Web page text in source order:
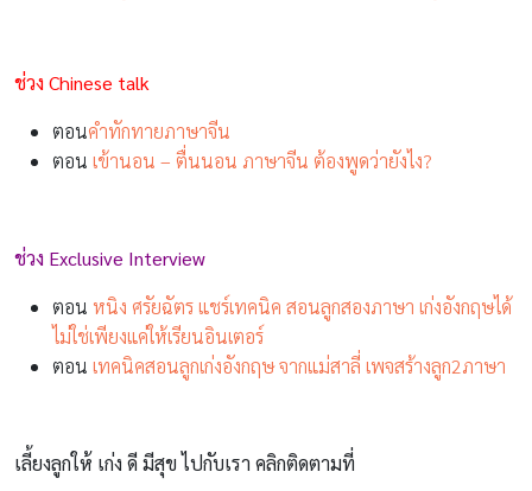
ช่วง Chinese talk
ตอนคำทักทายภาษาจีน
ตอน เข้านอน – ตื่นนอน ภาษาจีน ต้องพูดว่ายังไง?
ช่วง Exclusive Interview
ตอน หนิง ศรัยฉัตร แชร์เทคนิค สอนลูกสองภาษา เก่งอังกฤษได้
ไม่ใช่เพียงแค่ให้เรียนอินเตอร์
ตอน เทคนิคสอนลูกเก่งอังกฤษ จากแม่สาลี่ เพจสร้างลูก2ภาษา
เลี้ยงลูกให้ เก่ง ดี มีสุข ไปกับเรา คลิกติดตามที่